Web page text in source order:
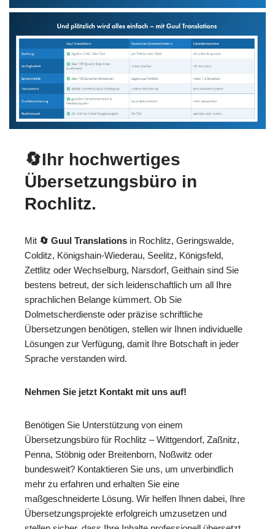
🔄Ihr hochwertiges
Übersetzungsbüro in
Rochlitz.
Mit 🔄 Guul Translations in Rochlitz, Geringswalde,
Colditz, Königshain-Wiederau, Seelitz, Königsfeld,
Zettlitz oder Wechselburg, Narsdorf, Geithain sind Sie
bestens betreut, der sich leidenschaftlich um all Ihre
sprachlichen Belange kümmert. Ob Sie
Dolmetscherdienste oder präzise schriftliche
Übersetzungen benötigen, stellen wir Ihnen individuelle
Lösungen zur Verfügung, damit Ihre Botschaft in jeder
Sprache verstanden wird.
Nehmen Sie jetzt Kontakt mit uns auf!
Benötigen Sie Unterstützung von einem
Übersetzungsbüro für Rochlitz – Wittgendorf, Zaßnitz,
Penna, Stöbnig oder Breitenborn, Noßwitz oder
bundesweit? Kontaktieren Sie uns, um unverbindlich
mehr zu erfahren und erhalten Sie eine
maßgeschneiderte Lösung. Wir helfen Ihnen dabei, Ihre
Übersetzungsprojekte erfolgreich umzusetzen und